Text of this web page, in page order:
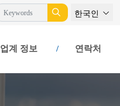
한국인
업계 정보 연락처